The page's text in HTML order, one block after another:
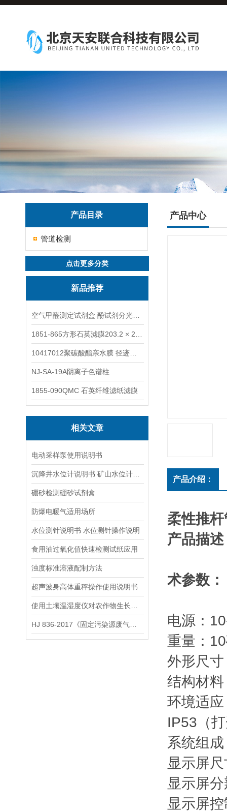
产品目录
管道检测
点击更多分类
新品推荐
NJ-SA-19A阴离子色谱柱
1855-090QMC 石英纤维滤纸滤膜
相关文章
电动采样泵使用说明书
硼砂检测硼砂试剂盒
防爆电暖气适用场所
水位测针说明书 水位测针操作说明
食用油过氧化值快速检测试纸应用
浊度标准溶液配制方法
超声波身高体重秤操作使用说明书
产品中心
产品介绍：
柔性推
产品描
术参数：
电源：
重量：
外形尺
结构材
环境适
IP53（
系统组
显示屏
显示屏
显示屏